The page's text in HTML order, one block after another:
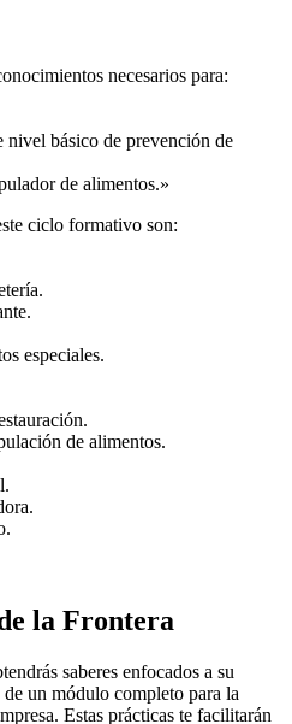
necesarios para:
nivel básico de prevención de
de alimentos.»
ciclo formativo son:
especiales.
de alimentos.
la Frontera
saberes enfocados a su
un módulo completo para la
Estas prácticas te facilitarán